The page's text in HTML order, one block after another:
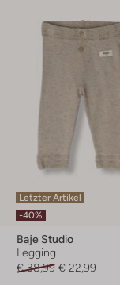
Letzter Artikel
-40%
Baje Studio
Legging
€ 38,99 € 22,99